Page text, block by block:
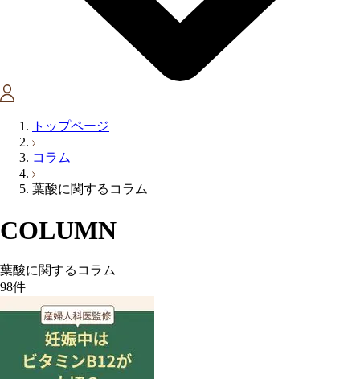
トップページ
コラム
葉酸に関するコラム
COLUMN
葉酸に関するコラム
98件